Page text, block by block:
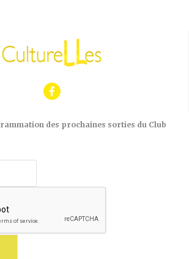
des prochaines sorties du Club